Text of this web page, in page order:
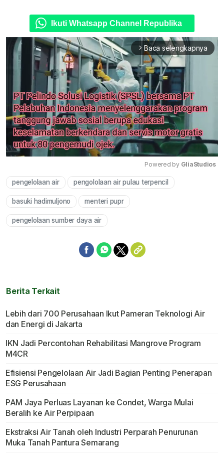
Ikuti Whatsapp Channel Republika
arrow_forward_ios Baca selengkapnya
Powered by GliaStudios
pengelolaan air pengololaan air pulau terpencil
basuki hadimuljono menteri pupr
pengelolaan sumber daya air
Berita Terkait
Lebih dari 700 Perusahaan Ikut Pameran Teknologi Air
dan Energi di Jakarta
IKN Jadi Percontohan Rehabilitasi Mangrove Program
M4CR
Efisiensi Pengelolaan Air Jadi Bagian Penting Penerapan
ESG Perusahaan
PAM Jaya Perluas Layanan ke Condet, Warga Mulai
Beralih ke Air Perpipaan
Ekstraksi Air Tanah oleh Industri Perparah Penurunan
Muka Tanah Pantura Semarang